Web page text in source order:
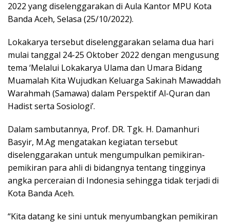
2022 yang diselenggarakan di Aula Kantor MPU Kota
Banda Aceh, Selasa (25/10/2022).
Lokakarya tersebut diselenggarakan selama dua hari
mulai tanggal 24-25 Oktober 2022 dengan mengusung
tema ‘Melalui Lokakarya Ulama dan Umara Bidang
Muamalah Kita Wujudkan Keluarga Sakinah Mawaddah
Warahmah (Samawa) dalam Perspektif Al-Quran dan
Hadist serta Sosiologi’.
Dalam sambutannya, Prof. DR. Tgk. H. Damanhuri
Basyir, M.Ag mengatakan kegiatan tersebut
diselenggarakan untuk mengumpulkan pemikiran-
pemikiran para ahli di bidangnya tentang tingginya
angka perceraian di Indonesia sehingga tidak terjadi di
Kota Banda Aceh.
“Kita datang ke sini untuk menyumbangkan pemikiran